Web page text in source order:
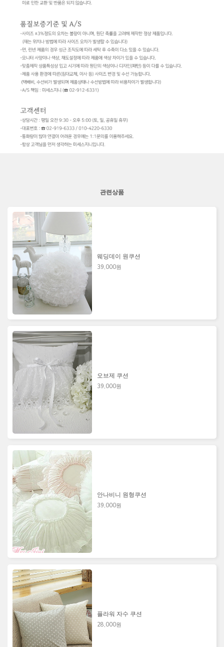
관련상품
웨딩데이 원쿠션
39,000원
오브제 쿠션
39,000원
안나비니 원형쿠션
39,000원
플라워 자수 쿠션
28,000원